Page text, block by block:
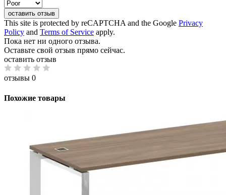
оставить отзыв
This site is protected by reCAPTCHA and the Google Privacy
Policy and Terms of Service apply.
Пока нет ни одного отзыва.
Оставьте свой отзыв прямо сейчас.
оставить отзыв
отзывы 0
Похожие товары